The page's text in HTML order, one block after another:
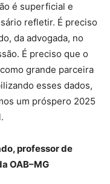
é superficial e
refletir. É preciso
da advogada, no
É preciso que o
grande parceira
esses dados,
um próspero 2025
professor de
OAB–MG